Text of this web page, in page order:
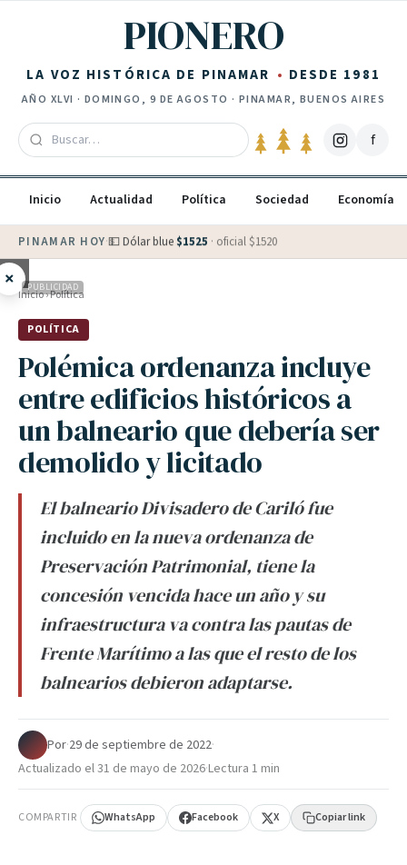
PIONERO
LA VOZ HISTÓRICA DE PINAMAR DESDE 1981
AÑO XLVI · DOMINGO, 9 DE AGOSTO · PINAMAR, BUENOS AIRES
f
Inicio Actualidad Política Sociedad Economía
PINAMAR HOY·💵 Dólar blue $1525 · oficial $1520
× PUBLICIDAD
Inicio›Política
POLÍTICA
Polémica ordenanza incluye
entre edificios históricos a
un balneario que debería ser
demolido y licitado
El balneario Divisadero de Cariló fue
incluido en la nueva ordenanza de
Preservación Patrimonial, tiene la
concesión vencida hace un año y su
infraestructura va contra las pautas de
Frente Marítimo a las que el resto de los
balnearios debieron adaptarse.
Por·29 de septiembre de 2022·
Actualizado el31 de mayo de 2026·Lectura 1 min
COMPARTIR WhatsApp Facebook X Copiar link